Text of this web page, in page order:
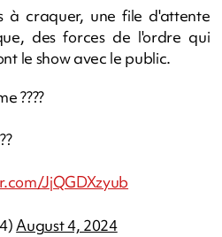
à craquer, une file d'attente
des forces de l'ordre qui
le show avec le public.
????
JjQGDXzyub
August 4, 2024